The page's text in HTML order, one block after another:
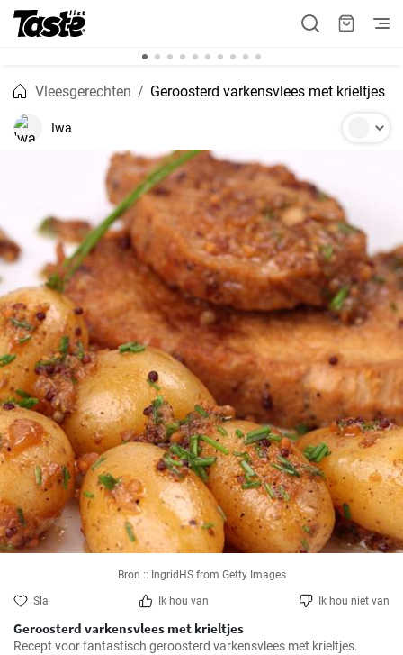
Vleesgerechten Geroosterd varkensvlees met krieltjes
Iwa
Bron :: IngridHS from Getty Images
Sla Ik hou van Ik hou niet van
Geroosterd varkensvlees met krieltjes
Recept voor fantastisch geroosterd varkensvlees met krieltjes.